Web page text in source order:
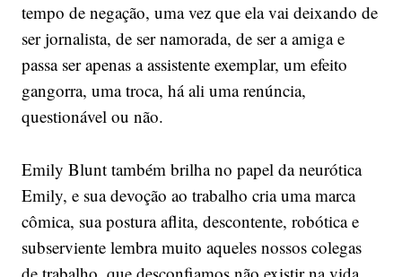
tempo de negação, uma vez que ela vai deixando de
ser jornalista, de ser namorada, de ser a amiga e
passa ser apenas a assistente exemplar, um efeito
gangorra, uma troca, há ali uma renúncia,
questionável ou não.
Emily Blunt também brilha no papel da neurótica
Emily, e sua devoção ao trabalho cria uma marca
cômica, sua postura aflita, descontente, robótica e
subserviente lembra muito aqueles nossos colegas